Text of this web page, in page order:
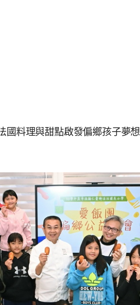
國料理與甜點啟發偏鄉孩子夢想